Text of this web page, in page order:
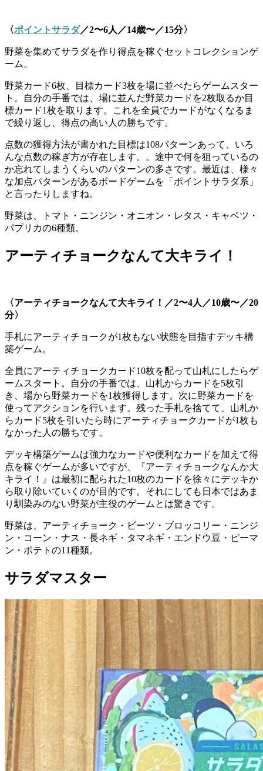
〈ポイントサラダ／2〜6人／14歳〜／15分〉
野菜を集めてサラダを作り得点を稼ぐセットコレクションゲ
ーム。
野菜カード6枚、目標カード3枚を場に並べたらゲームスター
ト。自分の手番では、場に並んだ野菜カードを2枚取るか目
標カード1枚を取ります。これを全員でカードがなくなるま
で繰り返し、得点の高い人の勝ちです。
点数の獲得方法が書かれた目標は108パターンあって、いろ
んな点数の稼ぎ方が存在します。。途中で何を狙っているの
か忘れてしまうくらいのパターンの多さです。最近は、様々
な加点パターンがあるボードゲームを「ポイントサラダ系」
と言ったりしますね。
野菜は、トマト・ニンジン・オニオン・レタス・キャベツ・
パプリカの6種類。
アーティチョークなんて大キライ！
〈アーティチョークなんて大キライ！／2〜4人／10歳〜／20
分〉
手札にアーティチョークが1枚もない状態を目指すデッキ構
築ゲーム。
全員にアーティチョークカード10枚を配って山札にしたらゲ
ームスタート。自分の手番では、山札からカードを5枚引
き、場から野菜カードを1枚獲得します。次に野菜カードを
使ってアクションを行います。残った手札を捨てて、山札か
らカード5枚を引いたら時にアーティチョークカードが1枚も
なかった人の勝ちです。
デッキ構築ゲームは強力なカードや便利なカードを加えて得
点を稼ぐゲームが多いですが、『アーティチョークなんか大
キライ！』は最初に配られた10枚のカードを徐々にデッキか
ら取り除いていくのが目的です。それにしても日本ではあま
り馴染みのない野菜が主役のゲームとは驚きです。
野菜は、 アーティチョーク・ビーツ・ブロッコリー・ニンジ
ン・コーン・ナス・長ネギ・タマネギ・エンドウ豆・ピーマ
ン・ポテトの11種類。
サラダマスター